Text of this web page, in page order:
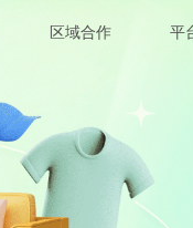
区域合作 平